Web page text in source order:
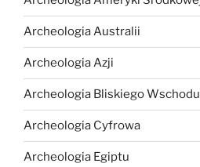
Archeologia Australii
Archeologia Azji
Archeologia Bliskiego Wschodu
Archeologia Cyfrowa
Archeologia Egiptu